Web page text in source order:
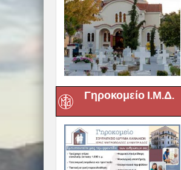
Γηροκομείο Ι.Μ.Δ.